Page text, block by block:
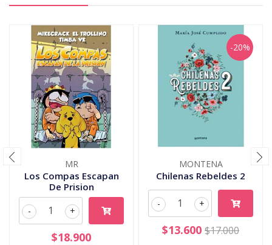
MR
Los Compas Escapan
De Prision
+
-
$18.900
-20%
MONTENA
Chilenas Rebeldes 2
+
-
$13.600 $17.000